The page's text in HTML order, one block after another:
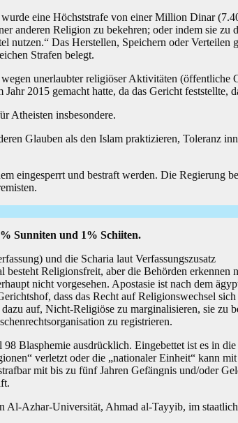
eine Höchststrafe von einer Million Dinar
anderen Religion zu bekehren; oder indem sie
Das Herstellen, Speichern oder
Strafen belegt.
unerlaubter religiöser Aktivitäten
2015 gemacht hatte, da das Gericht feststellte,
Atheisten insbesondere.
Glauben als den Islam praktizieren, Toleranz
eingesperrt und bestraft werden. Die
Sunniten und 1% Schiiten.
und die Scharia laut Verfassungszusatz
Religionsfreit, aber die Behörden
nicht vorgesehen. Apostasie ist nach dem
dass das Recht auf Religionswechsel
auf, Nicht-Religiöse zu marginalisieren, sie
zu registrieren.
Blasphemie ausdrücklich. Eingebettet ist es in
verletzt oder die „nationaler Einheit“ kann
mit bis zu fünf Jahren Gefängnis und/oder
Al-Azhar-Universität, Ahmad al-Tayyib, im